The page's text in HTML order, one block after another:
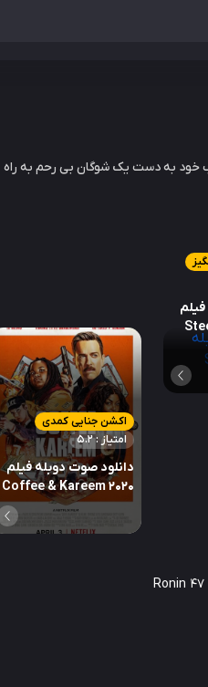
خود به دست یک شوگان بی رحم به راه
اکشن جنایی کمدی
امتیاز : 5.2
دانلود صوت دوبله فیلم
Coffee & Kareem 2020